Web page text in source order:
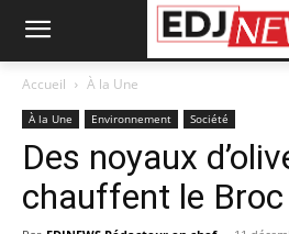
Accueil À la Une
À la Une Environnement Société
Des noyaux
chauffent le Broc